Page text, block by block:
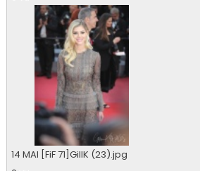
14 MAI [FiF 71]GillK (23).jpg